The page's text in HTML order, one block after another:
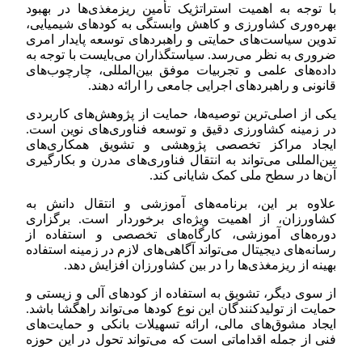
با توجه به اهمیت استراتژیک تأمین ریزمغذی‌ها در بهبود
بهره‌وری کشاورزی و کاهش وابستگی به کودهای شیمیایی،
تدوین سیاست‌های حمایتی و راهبردهای توسعه پایدار امری
ضروری به نظر می‌رسد. سیاستگذاران می‌بایست با توجه به
داده‌های علمی و تجربیات موفق بین‌المللی، چارچوب‌های
قانونی و راهبردهای اجرایی جامعی را ارائه دهند.
یکی از اصلی‌ترین توصیه‌ها، حمایت از پژوهش‌های کاربردی
در زمینه کشاورزی دقیق و توسعه فناوری‌های نوین است.
ایجاد مراکز تخصصی پژوهشی و تشویق همکاری‌های
بین‌المللی می‌تواند به انتقال فناوری‌های مدرن و بکارگیری
آن‌ها در سطح ملی کمک شایانی کند.
علاوه بر این، برنامه‌های آموزشی و انتقال دانش به
کشاورزان، از اهمیت ویژه‌ای برخوردار است. برگزاری
دوره‌های آموزشی، کارگاه‌های تخصصی و استفاده از
رسانه‌های دیجیتال می‌تواند آگاهی‌های لازم در زمینه استفاده
بهینه از ریزمغذی‌ها را در بین کشاورزان افزایش دهد.
از سوی دیگر، تشویق به استفاده از کودهای آلی و زیستی و
حمایت از تولیدکنندگان این نوع کودها می‌تواند راهگشا باشد.
ایجاد مشوق‌های مالی، ارائه تسهیلات بانکی و حمایت‌های
فنی از جمله اقداماتی است که می‌تواند تحول در این حوزه